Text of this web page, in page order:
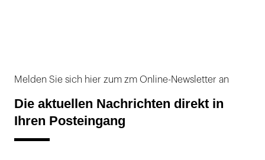
Melden Sie sich hier zum zm Online-Newsletter an
Die aktuellen Nachrichten direkt in
Ihren Posteingang